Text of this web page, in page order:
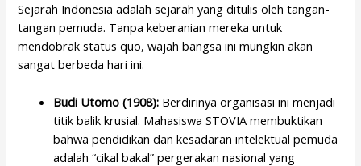
Sejarah Indonesia adalah sejarah yang ditulis oleh tangan-
tangan pemuda. Tanpa keberanian mereka untuk
mendobrak status quo, wajah bangsa ini mungkin akan
sangat berbeda hari ini.
Budi Utomo (1908): Berdirinya organisasi ini menjadi
titik balik krusial. Mahasiswa STOVIA membuktikan
bahwa pendidikan dan kesadaran intelektual pemuda
adalah “cikal bakal” pergerakan nasional yang